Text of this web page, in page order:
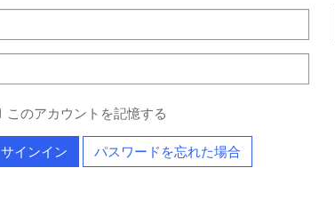
このアカウントを記憶する
サインイン パスワードを忘れた場合